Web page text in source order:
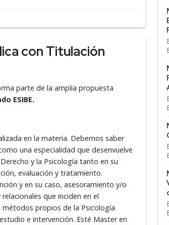
con Titulación
parte de la amplia propuesta
ESIBE.
en la materia. Debemos saber
una especialidad que desenvuelve
y la Psicología tanto en su
evaluación y tratamiento.
y en su caso, asesoramiento y/o
que inciden en el
propios de la Psicología
e intervención. Esté Master en